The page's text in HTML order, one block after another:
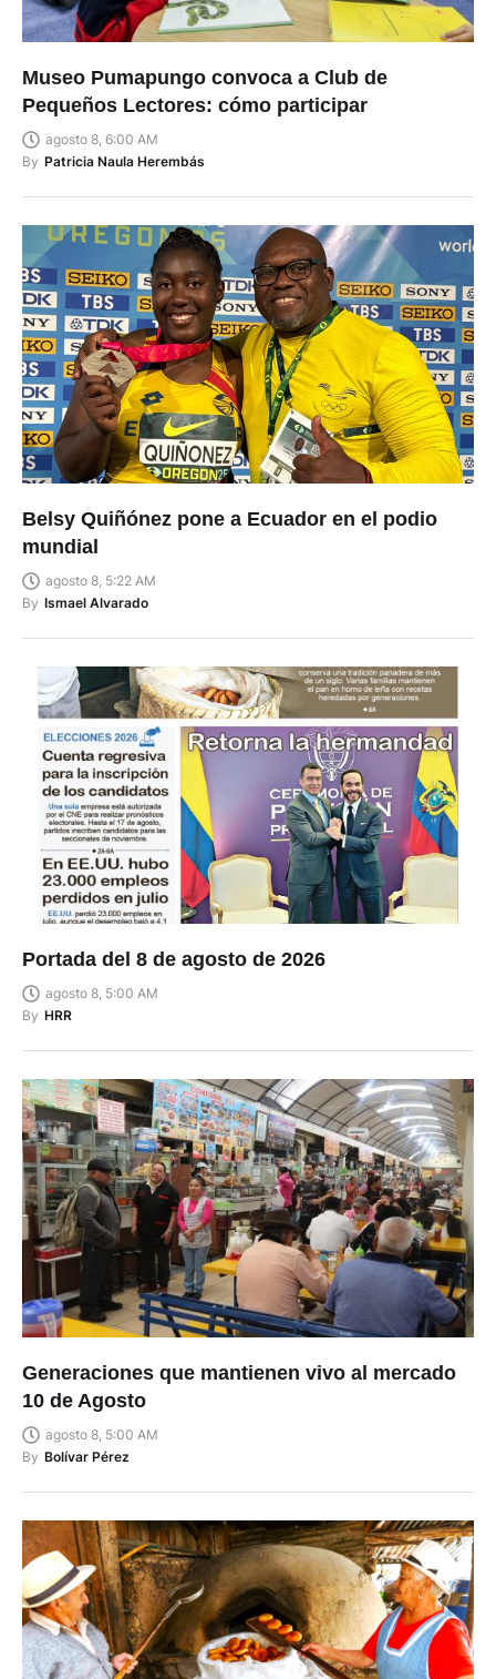
Museo Pumapungo convoca a Club de
Pequeños Lectores: cómo participar
agosto 8, 6:00 AM
By Patricia Naula Herembás
Belsy Quiñónez pone a Ecuador en el podio
mundial
agosto 8, 5:22 AM
By Ismael Alvarado
Portada del 8 de agosto de 2026
agosto 8, 5:00 AM
By HRR
Generaciones que mantienen vivo al mercado
10 de Agosto
agosto 8, 5:00 AM
By Bolívar Pérez